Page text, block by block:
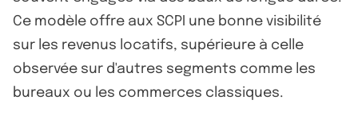
Ce modèle offre aux SCPI une bonne visibilité
sur les revenus locatifs, supérieure à celle
observée sur d'autres segments comme les
bureaux ou les commerces classiques.